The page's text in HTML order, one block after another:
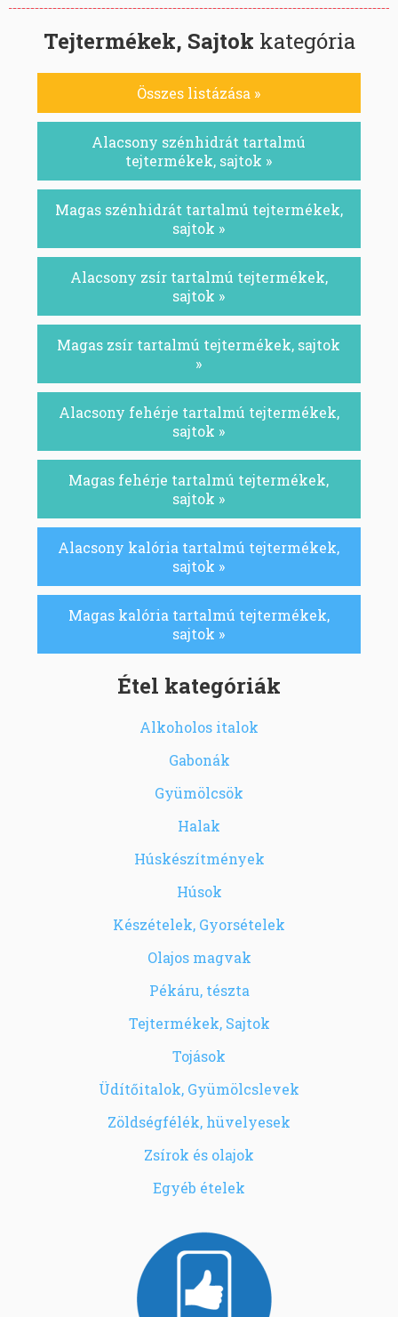
Tejtermékek, Sajtok kategória
Összes listázása »
Alacsony szénhidrát tartalmú
tejtermékek, sajtok »
Magas szénhidrát tartalmú tejtermékek,
sajtok »
Alacsony zsír tartalmú tejtermékek,
sajtok »
Magas zsír tartalmú tejtermékek, sajtok
»
Alacsony fehérje tartalmú tejtermékek,
sajtok »
Magas fehérje tartalmú tejtermékek,
sajtok »
Alacsony kalória tartalmú tejtermékek,
sajtok »
Magas kalória tartalmú tejtermékek,
sajtok »
Étel kategóriák
Alkoholos italok
Gabonák
Gyümölcsök
Halak
Húskészítmények
Húsok
Készételek, Gyorsételek
Olajos magvak
Pékáru, tészta
Tejtermékek, Sajtok
Tojások
Üdítőitalok, Gyümölcslevek
Zöldségfélék, hüvelyesek
Zsírok és olajok
Egyéb ételek